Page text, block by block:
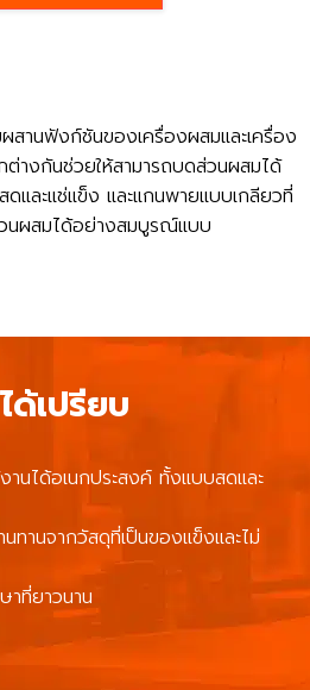
านฟังก์ชันของเครื่องผสมและเครื่อง
างกันช่วยให้สามารถบดส่วนผสมได้
และแช่แข็ง และแกนพายแบบเกลียวที่
นผสมได้อย่างสมบูรณ์แบบ
ด้เปรียบ
านได้อเนกประสงค์ ทั้งแบบสดและ
ทานจากวัสดุที่เป็นของแข็งและไม่
าที่ยาวนาน